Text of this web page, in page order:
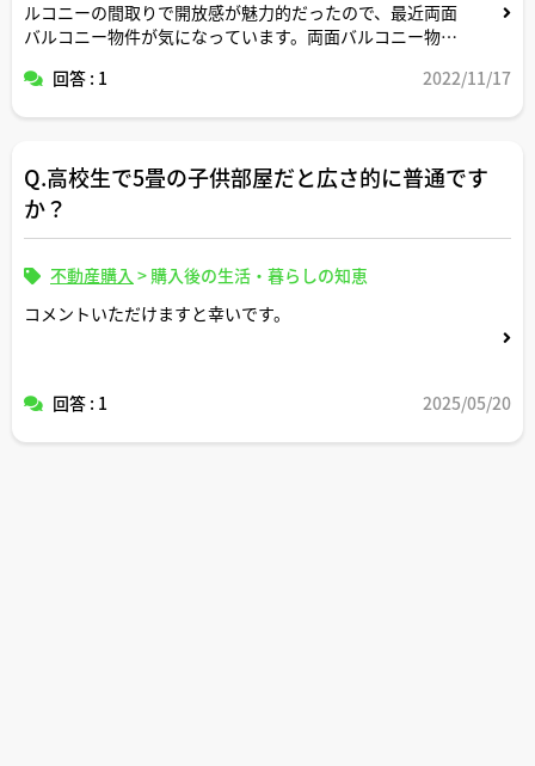
ルコニーの間取りで開放感が魅力的だったので、最近両面
バルコニー物件が気になっています。両面バルコニー物件
て資産価値とかリセールバリューも高くなるのではと素人
そのほか、両面バルコニーのメリットとデメリットについ
てもコメントいただけるとありがたいです。
回答 : 1 2022/11/17
Q.高校生で5畳の子供部屋だと広さ的に普通です
か？
不動産購入 > 購入後の生活・暮らしの知恵
コメントいただけますと幸いです。
回答 : 1 2025/05/20